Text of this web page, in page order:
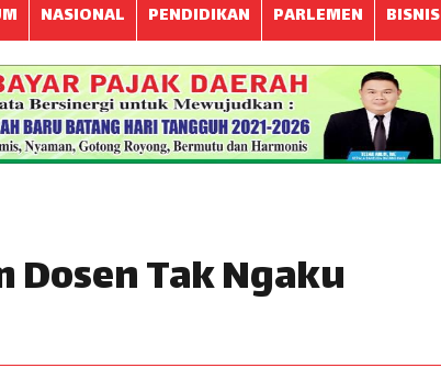
NASIONAL PENDIDIKAN PARLEMEN BISNIS
Tak Ngaku